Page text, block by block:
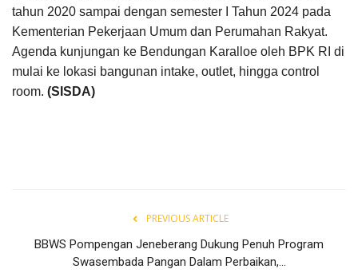
tahun 2020 sampai dengan semester I Tahun 2024 pada
Kementerian Pekerjaan Umum dan Perumahan Rakyat.
Agenda kunjungan ke Bendungan Karalloe oleh BPK RI di
mulai ke lokasi bangunan intake, outlet, hingga control
room. (SISDA)
PREVIOUS ARTICLE
BBWS Pompengan Jeneberang Dukung Penuh Program
Swasembada Pangan Dalam Perbaikan,...